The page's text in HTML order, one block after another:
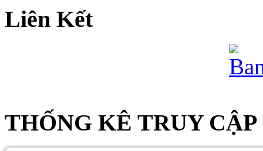
Liên Kết
THỐNG KÊ TRUY CẬP